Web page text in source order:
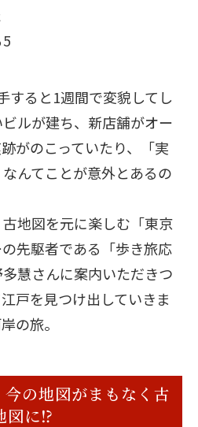
すると1週間で変貌してし
ルが建ち、新店舗がオー
がのこっていたり、「実
んてことが意外とあるの
地図を元に楽しむ「東京
先駆者である「歩き旅応
慧さんに案内いただきつ
戸を見つけ出していきま
の旅。
の地図がまもなく古
図に⁉